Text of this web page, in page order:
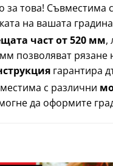
за това! Съвместима с
на вашата
част от 520 мм,
позволяват рязане
гарантира
с различни
да оформите